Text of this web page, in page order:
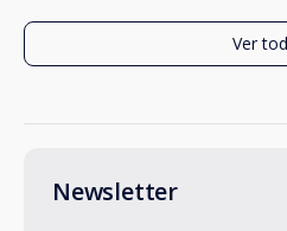
Ver
Newsletter